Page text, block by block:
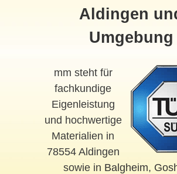
Aldingen
Umgebung
mm steht für
fachkundige
Eigenleistung
und hochwertige
Materialien in
78554 Aldingen
sowie in Balgheim,